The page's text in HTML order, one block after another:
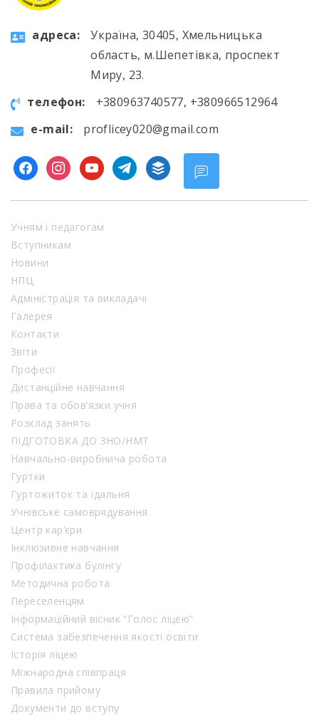
aдресa:
Україна, 30405, Хмельницька
область, м.Шепетівка, проспект
Миру, 23.
телефон:
+380963740577, +380966512964
e-mail:
proflicey020@gmail.com
facebookinstagramyoutubetelegram
buffer
Учням і педагогам
Вступникам
Новини
НПЦ
Адміністрація та викладачі
Галерея
Контакти
Звіти
Професії
Дистанційне навчання
Права та обов’язки учня
Розклад занять
ПІДГОТОВКА ДО ЗНО/НМТ
Навчально-виробнича робота
Гуртки
Гуртожиток та їдальня
Учнівське самоврядування
Центр кар’єри
Інклюзивне навчання
Профілактика булінгу
Методична робота
Переселенцям
Інформаційний вісник “Голос ліцею”
Система забезпечення якості освіти
Історія ліцею
Міжнародна співпраця
Правила прийому
Документи до вступу